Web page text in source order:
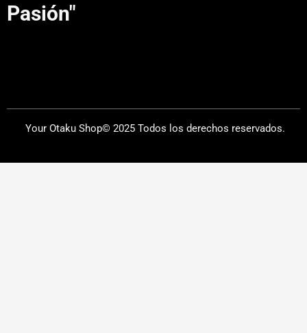
Pasión"
Your Otaku Shop© 2025 Todos los derechos reservados.